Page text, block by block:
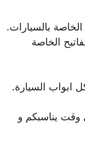
الخاصة بالسيارات.
الخاصة
ابواب السيارة.
وقت يناسبكم و